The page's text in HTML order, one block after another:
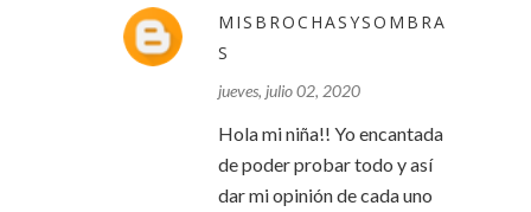
MISBROCHASYSOMBRA
S
jueves, julio 02, 2020
Hola mi niña!! Yo encantada
de poder probar todo y así
dar mi opinión de cada uno